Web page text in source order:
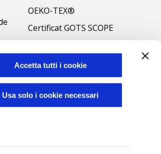
Accetta tutti i cookie
Usa solo i cookie necessari
OEKO-TEX®
Certificat GOTS SCOPE
Politique
environnementale
Sécurité des produits